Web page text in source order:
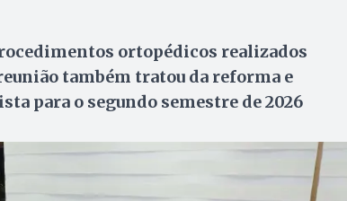
ortopédicos realizados
também tratou da reforma e
para o segundo semestre de 2026